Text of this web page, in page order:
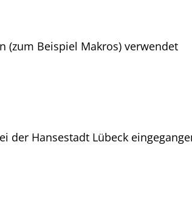
(zum Beispiel Makros) verwendet
der Hansestadt Lübeck